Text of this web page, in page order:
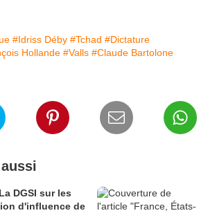
#Idriss Déby #Tchad #Dictature
Hollande #Valls #Claude Bartolone
DGSI sur les
d'influence de